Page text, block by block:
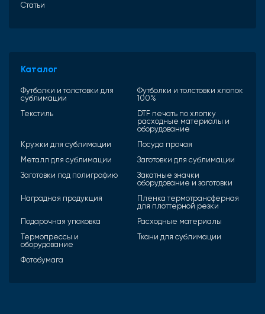
Статьи
Каталог
Футболки и толстовки для
сублимации
Футболки и толстовки хлопок
100%
Текстиль
DTF печать по хлопку
расходные материалы и
оборудование
Кружки для сублимации
Посуда прочая
Металл для сублимации
Заготовки для сублимации
Заготовки под полиграфию
Закатные значки
оборудование и заготовки
Наградная продукция
Пленка термотрансферная
для плоттерной резки
Подарочная упаковка
Расходные материалы
Термопрессы и
оборудование
Ткани для сублимации
Фотобумага